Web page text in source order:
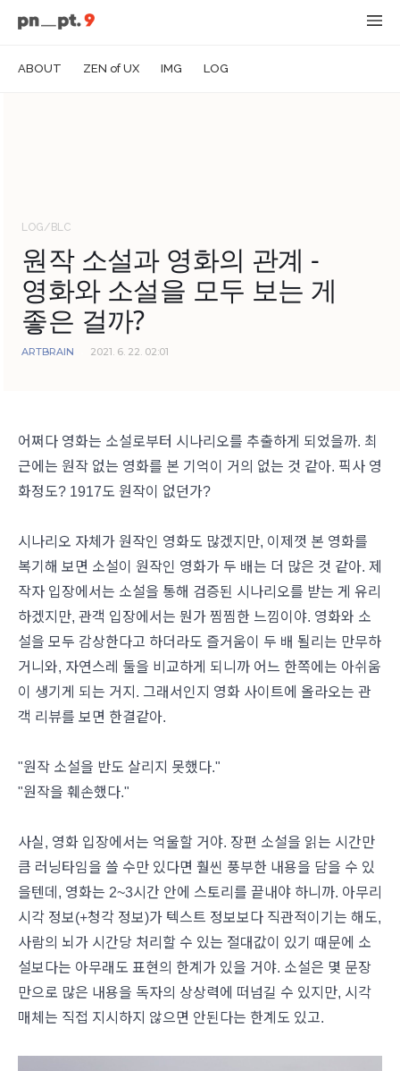
ABOUT ZEN of UX IMG LOG
LOG/BLC
원작 소설과 영화의 관계 -
영화와 소설을 모두 보는 게
좋은 걸까?
ARTBRAIN 2021. 6. 22. 02:01
어쩌다 영화는 소설로부터 시나리오를 추출하게 되었을까. 최
근에는 원작 없는 영화를 본 기억이 거의 없는 것 같아. 픽사 영
화정도? 1917도 원작이 없던가?
시나리오 자체가 원작인 영화도 많겠지만, 이제껏 본 영화를
복기해 보면 소설이 원작인 영화가 두 배는 더 많은 것 같아. 제
작자 입장에서는 소설을 통해 검증된 시나리오를 받는 게 유리
하겠지만, 관객 입장에서는 뭔가 찜찜한 느낌이야. 영화와 소
설을 모두 감상한다고 하더라도 즐거움이 두 배 될리는 만무하
거니와, 자연스레 둘을 비교하게 되니까 어느 한쪽에는 아쉬움
이 생기게 되는 거지. 그래서인지 영화 사이트에 올라오는 관
객 리뷰를 보면 한결같아.
"원작 소설을 반도 살리지 못했다."
"원작을 훼손했다."
사실, 영화 입장에서는 억울할 거야. 장편 소설을 읽는 시간만
큼 러닝타임을 쓸 수만 있다면 훨씬 풍부한 내용을 담을 수 있
을텐데, 영화는 2~3시간 안에 스토리를 끝내야 하니까. 아무리
시각 정보(+청각 정보)가 텍스트 정보보다 직관적이기는 해도,
사람의 뇌가 시간당 처리할 수 있는 절대값이 있기 때문에 소
설보다는 아무래도 표현의 한계가 있을 거야. 소설은 몇 문장
만으로 많은 내용을 독자의 상상력에 떠넘길 수 있지만, 시각
매체는 직접 지시하지 않으면 안된다는 한계도 있고.